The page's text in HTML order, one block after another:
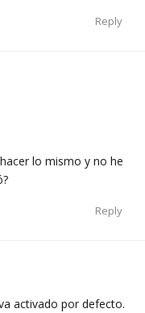
Reply
lo mismo y no he
Reply
activado por defecto.